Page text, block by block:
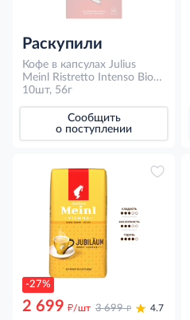
Раскупили
Кофе в капсулах Julius
Meinl Ristretto Intenso Bio
для кофемашин Nespresso
10шт, 56г
Сообщить
о поступлении
-27%
2 699 д/шт 3 699 д 4.7